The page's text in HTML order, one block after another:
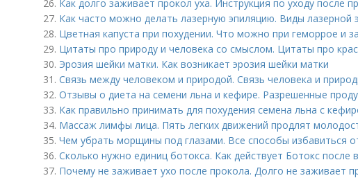
26. Как долго заживает прокол уха. Инструкция по уходу после
27. Как часто можно делать лазерную эпиляцию. Виды лазерной
28. Цветная капуста при похудении. Что можно при геморрое и
29. Цитаты про природу и человека со смыслом. Цитаты про
30. Эрозия шейки матки. Как возникает эрозия шейки матки
31. Связь между человеком и природой. Связь человека и
32. Отзывы о диета на семени льна и кефире. Разрешенные
33. Как правильно принимать для похудения семена льна с
34. Массаж лимфы лица. Пять легких движений продлят
35. Чем убрать морщины под глазами. Все способы избавиться
36. Сколько нужно единиц ботокса. Как действует Ботокс после
37. Почему не заживает ухо после прокола. Долго не заживает